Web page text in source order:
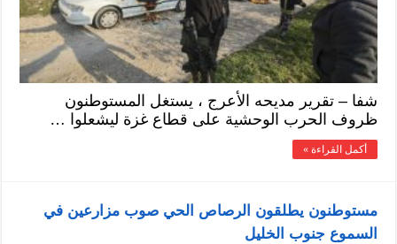
شفا – تقرير مديحه الأعرج ، يستغل المستوطنون
ظروف الحرب الوحشية على قطاع غزة ليشعلوا …
أكمل القراءة »
مستوطنون يطلقون الرصاص الحي صوب مزارعين في
السموع جنوب الخليل